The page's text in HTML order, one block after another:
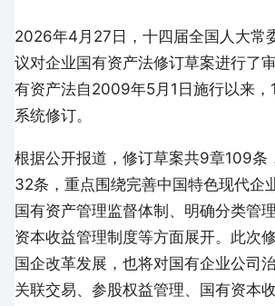
2026年4月27日，十四届全国人大常
议对企业国有资产法修订草案进行了
有资产法自2009年5月1日施行以来，
系统修订。
根据公开报道，修订草案共9章109条
32条，重点围绕完善中国特色现代企
国有资产管理监督体制、明确分类管
资本收益管理制度等方面展开。此次
国企改革发展，也将对国有企业公司
关联交易、参股权益管理、国有资本